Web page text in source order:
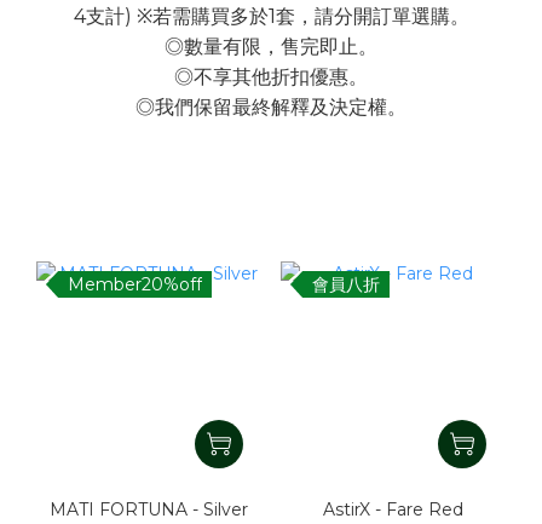
4支計) ※若需購買多於1套，請分開訂單選購。
◎數量有限，售完即止。
◎不享其他折扣優惠。
◎我們保留最終解釋及決定權。
Member20%off
MATI FORTUNA - Silver
會員八折
AstirX - Fare Red